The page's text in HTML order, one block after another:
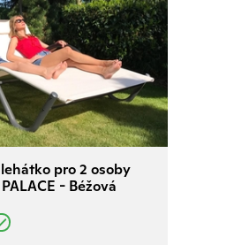
pro 2 osoby
- Béžová